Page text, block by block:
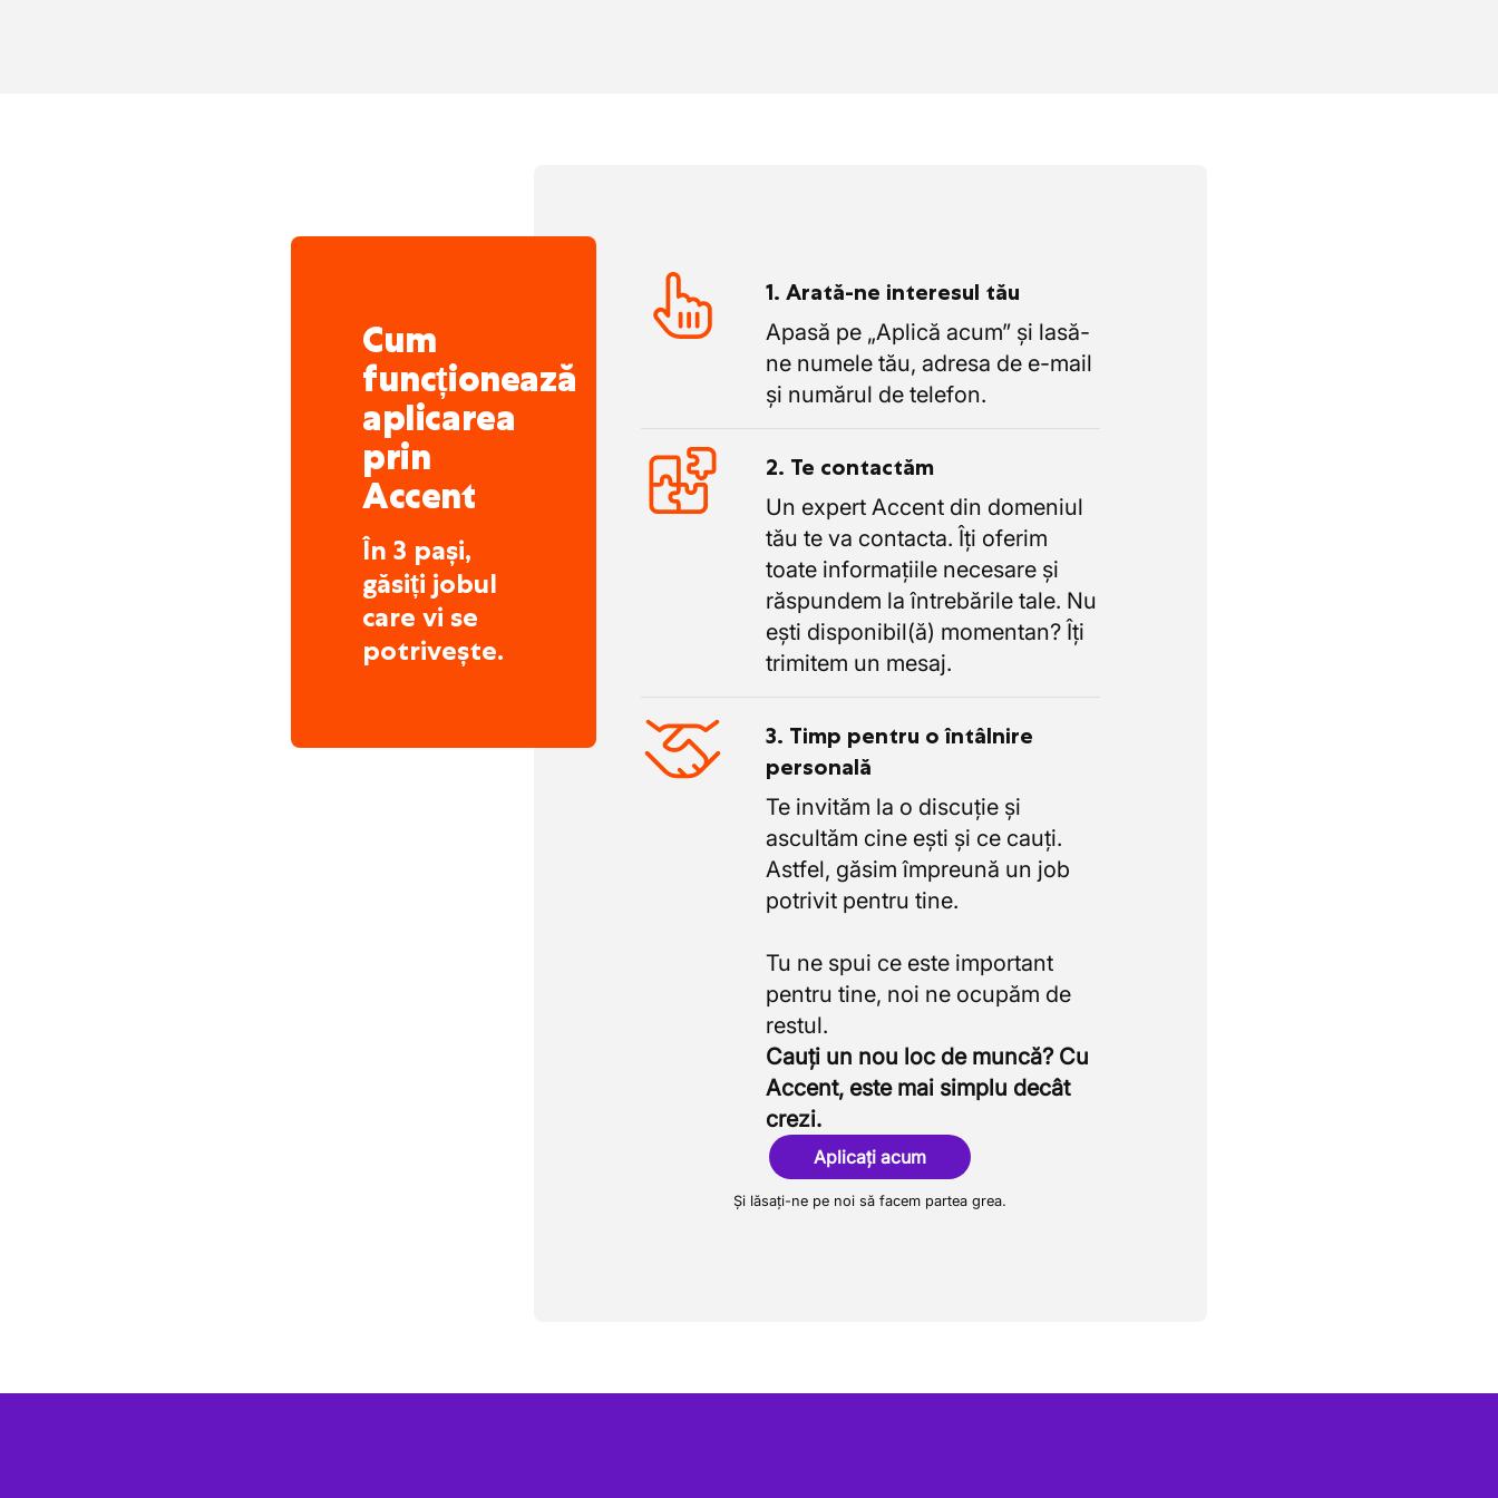
Cum
funcționează
aplicarea
prin
Accent
În 3 pași,
găsiți jobul
care vi se
potrivește.
1. Arată-ne interesul tău
Apasă pe „Aplică acum” și lasă-
ne numele tău, adresa de e-mail
și numărul de telefon.
2. Te contactăm
Un expert Accent din domeniul
tău te va contacta. Îți oferim
toate informațiile necesare și
răspundem la întrebările tale. Nu
ești disponibil(ă) momentan? Îți
trimitem un mesaj.
3. Timp pentru o întâlnire
personală
Te invităm la o discuție și
ascultăm cine ești și ce cauți.
Astfel, găsim împreună un job
potrivit pentru tine.
Tu ne spui ce este important
pentru tine, noi ne ocupăm de
Cauți un nou loc de muncă? Cu
Accent, este mai simplu decât
crezi.
Aplicați acum
Și lăsați-ne pe noi să facem partea grea.